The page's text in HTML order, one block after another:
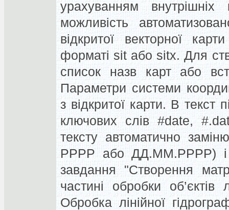
урахуванням внутрішніх
можливість
відкритої векторної
форматі sit або sitx. Для
список назв карт або
Параметри системи
з відкритої карти. В текст
ключових слів #date,
тексту автоматично
РРРР або ДД.ММ.РРРР) і
завдання "Створення
частині обробки об’єктів
Обробка лінійної